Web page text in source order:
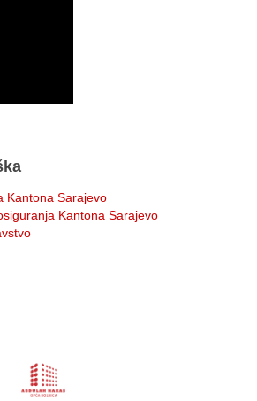
Kantona Sarajevo
Kantona Sarajevo